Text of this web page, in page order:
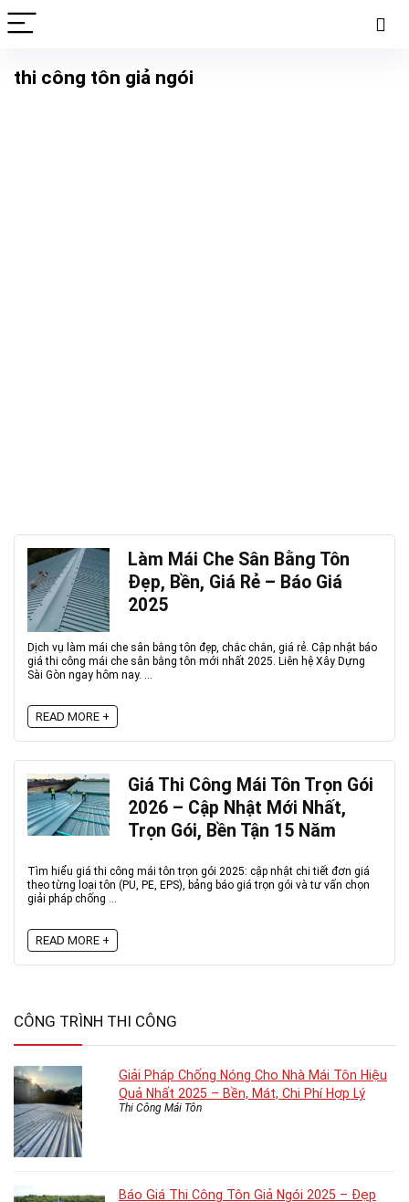
thi công tôn giả ngói
Làm Mái Che Sân Bằng Tôn
Đẹp, Bền, Giá Rẻ – Báo Giá
2025
Dịch vụ làm mái che sân bằng tôn đẹp, chắc chắn, giá rẻ. Cập nhật báo
giá thi công mái che sân bằng tôn mới nhất 2025. Liên hệ Xây Dựng
Sài Gòn ngay hôm nay. ...
READ MORE +
Giá Thi Công Mái Tôn Trọn Gói
2026 – Cập Nhật Mới Nhất,
Trọn Gói, Bền Tận 15 Năm
Tìm hiểu giá thi công mái tôn trọn gói 2025: cập nhật chi tiết đơn giá
theo từng loại tôn (PU, PE, EPS), bảng báo giá trọn gói và tư vấn chọn
giải pháp chống ...
READ MORE +
CÔNG TRÌNH THI CÔNG
Giải Pháp Chống Nóng Cho Nhà Mái Tôn Hiệu
Quả Nhất 2025 – Bền, Mát, Chi Phí Hợp Lý
Thi Công Mái Tôn
Báo Giá Thi Công Tôn Giả Ngói 2025 – Đẹp